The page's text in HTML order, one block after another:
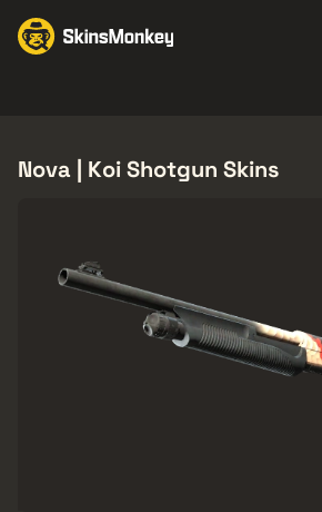
Nova | Koi Shotgun Skins